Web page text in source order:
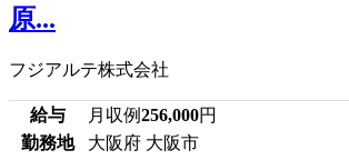
原...
フジアルテ株式会社
給与 月収例256,000円
勤務地
大阪府 大阪市